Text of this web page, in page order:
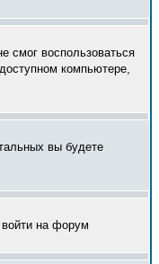
смог воспользоваться
компьютере,
вы будете
на форум